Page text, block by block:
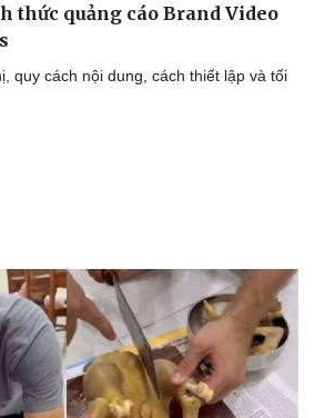
thức quảng cáo Brand Video
quy cách nội dung, cách thiết lập và tối